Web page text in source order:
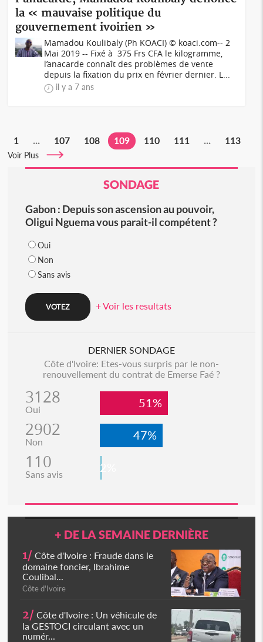
la « mauvaise politique du
gouvernement ivoirien »
Mamadou Koulibaly (Ph KOACI) © koaci.com-- 2
Mai 2019 -- Fixé à 375 Frs CFA le kilogramme,
l’anacarde connaît des problèmes de vente
depuis la fixation du prix en février dernier. L...
il y a 7 ans
1 ... 107 108 109 110 111 ... 113
Voir Plus
SONDAGE
Gabon : Depuis son ascension au pouvoir,
Oligui Nguema vous parait-il compétent ?
Oui
Non
Sans avis
+ Voir les resultats
DERNIER SONDAGE
Côte d'Ivoire: Etes-vous surpris par le non-
renouvellement du contrat de Emerse Faé ?
3128
Oui 51%
2902
Non 47%
110
Sans avis 2%
+ DE LA SEMAINE DERNIÈRE
1/ Côte d'Ivoire : Fraude dans le
domaine foncier, Ibrahime
Coulibal...
Côte d'Ivoire
2/ Côte d'Ivoire : Un véhicule de
la GESTOCI circulant avec un
numér...